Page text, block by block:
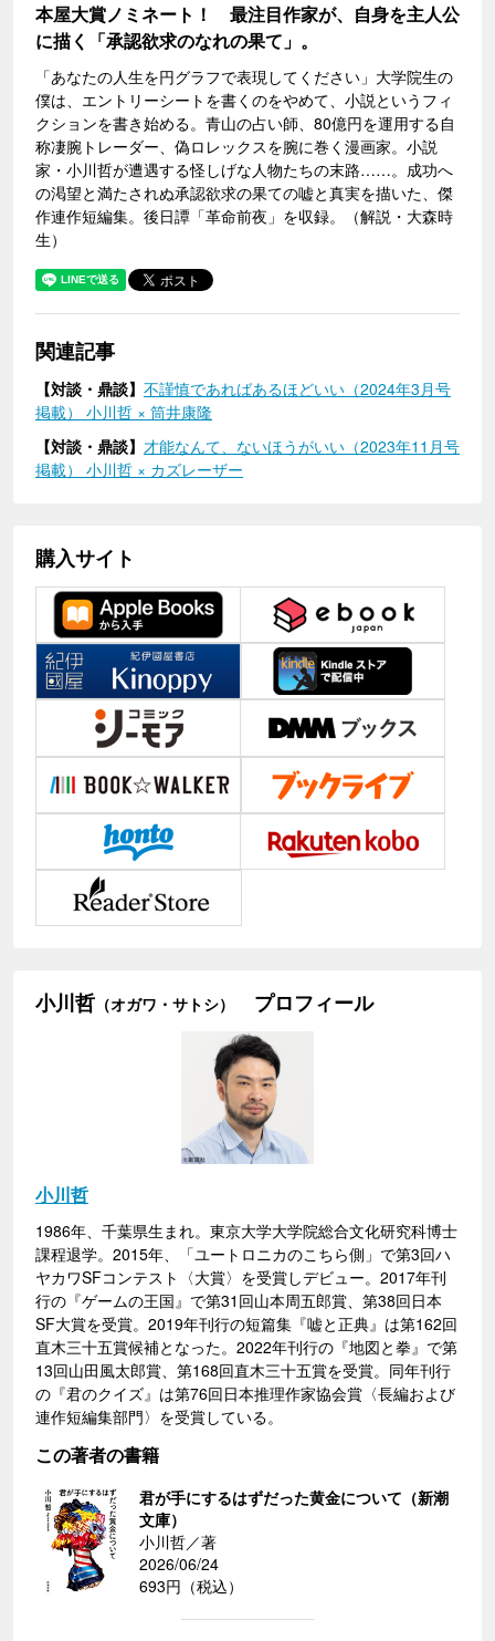
本屋大賞ノミネート！ 最注目作家が、自身を主人公
に描く「承認欲求のなれの果て」。
「あなたの人生を円グラフで表現してください」大学院生の
僕は、エントリーシートを書くのをやめて、小説というフィ
クションを書き始める。青山の占い師、80億円を運用する自
称凄腕トレーダー、偽ロレックスを腕に巻く漫画家。小説
家・小川哲が遭遇する怪しげな人物たちの末路……。成功へ
の渇望と満たされぬ承認欲求の果ての嘘と真実を描いた、傑
作連作短編集。後日譚「革命前夜」を収録。（解説・大森時
生）
関連記事
【対談・鼎談】 不謹慎であればあるほどいい（2024年3月号
掲載） 小川哲 × 筒井康隆
【対談・鼎談】 才能なんて、ないほうがいい（2023年11月号
掲載） 小川哲 × カズレーザー
購入サイト
小川哲 （オガワ・サトシ） プロフィール
小川哲
1986年、千葉県生まれ。東京大学大学院総合文化研究科博士
課程退学。2015年、「ユートロニカのこちら側」で第3回ハ
ヤカワSFコンテスト〈大賞〉を受賞しデビュー。2017年刊
行の『ゲームの王国』で第31回山本周五郎賞、第38回日本
SF大賞を受賞。2019年刊行の短篇集『嘘と正典』は第162回
直木三十五賞候補となった。2022年刊行の『地図と拳』で第
13回山田風太郎賞、第168回直木三十五賞を受賞。同年刊行
の『君のクイズ』は第76回日本推理作家協会賞〈長編および
連作短編集部門〉を受賞している。
この著者の書籍
君が手にするはずだった黄金について（新潮
文庫）
小川哲／著
2026/06/24
693円（税込）